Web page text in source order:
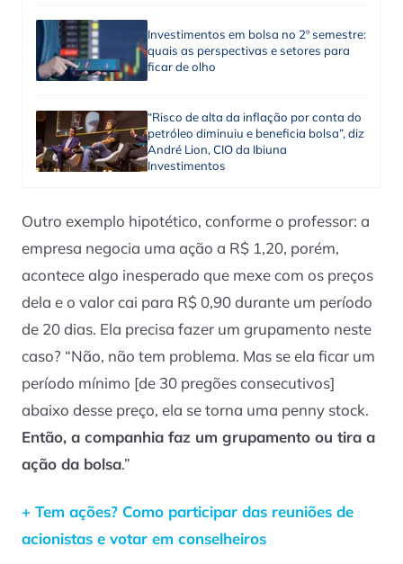
Investimentos em bolsa no 2º semestre:
quais as perspectivas e setores para
ficar de olho
“Risco de alta da inflação por conta do
petróleo diminuiu e beneficia bolsa”, diz
André Lion, CIO da Ibiuna
Investimentos
Outro exemplo hipotético, conforme o professor: a
empresa negocia uma ação a R$ 1,20, porém,
acontece algo inesperado que mexe com os preços
dela e o valor cai para R$ 0,90 durante um período
de 20 dias. Ela precisa fazer um grupamento neste
caso? “Não, não tem problema. Mas se ela ficar um
período mínimo [de 30 pregões consecutivos]
abaixo desse preço, ela se torna uma penny stock.
Então, a companhia faz um grupamento ou tira a
ação da bolsa.”
+ Tem ações? Como participar das reuniões de
acionistas e votar em conselheiros